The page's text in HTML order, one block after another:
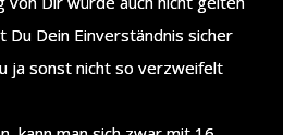
Du Dein Einverständnis sicher
ja sonst nicht so verzweifelt